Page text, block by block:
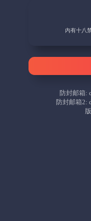
內有十八
防封邮箱:
防封邮箱2: